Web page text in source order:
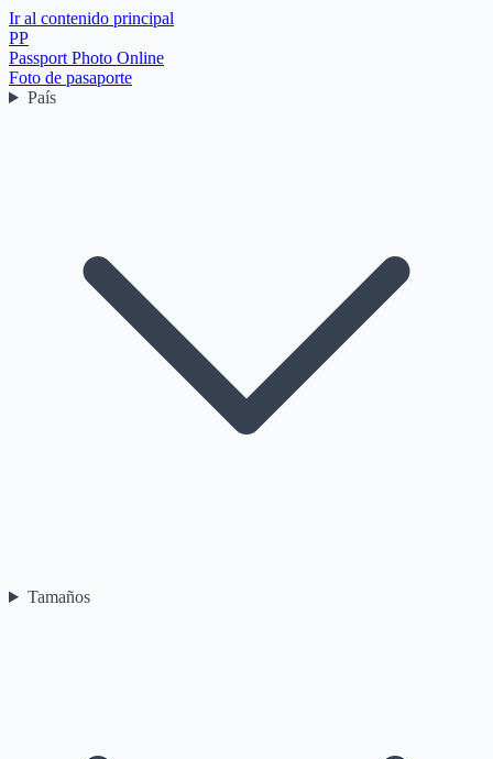
Ir al contenido principal
PP
Passport Photo Online
Foto de pasaporte
País
Tamaños